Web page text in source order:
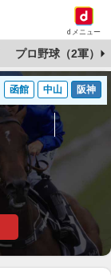
dメニュー
プロ野球（2軍）
函館 中山 阪神